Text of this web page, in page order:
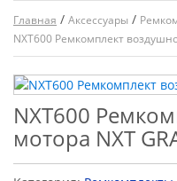
Главная / Аксессуары /
NXT600 Ремкомплект
NXT600
мотора NXT